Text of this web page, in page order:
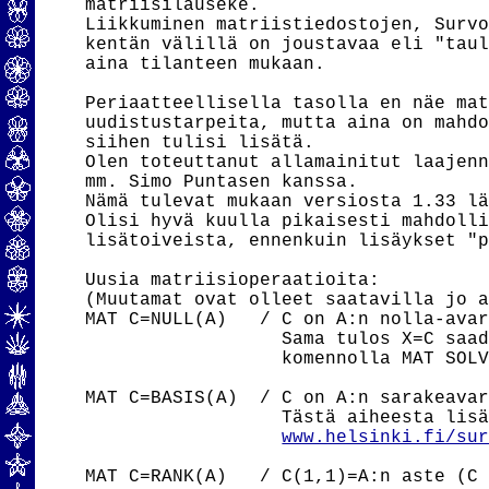
matriisilauseke.
Liikkuminen matriistiedostojen,
kentän välillä on joustavaa eli
aina tilanteen mukaan.
Periaatteellisella tasolla en näe
uudistustarpeita, mutta aina on
siihen tulisi lisätä.
Olen toteuttanut allamainitut
mm. Simo Puntasen kanssa.
Nämä tulevat mukaan versiosta 1.33
Olisi hyvä kuulla pikaisesti
lisätoiveista, ennenkuin lisäykset
Uusia matriisioperaatioita:
(Muutamat ovat olleet saatavilla jo
MAT C=NULL(A)   / C on A:n nolla-
Sama tulos X=C
komennolla MAT
MAT C=BASIS(A)  / C on A:n
Tästä aiheesta
www.helsinki.fi/
MAT C=RANK(A)   / C(1,1)=A:n aste